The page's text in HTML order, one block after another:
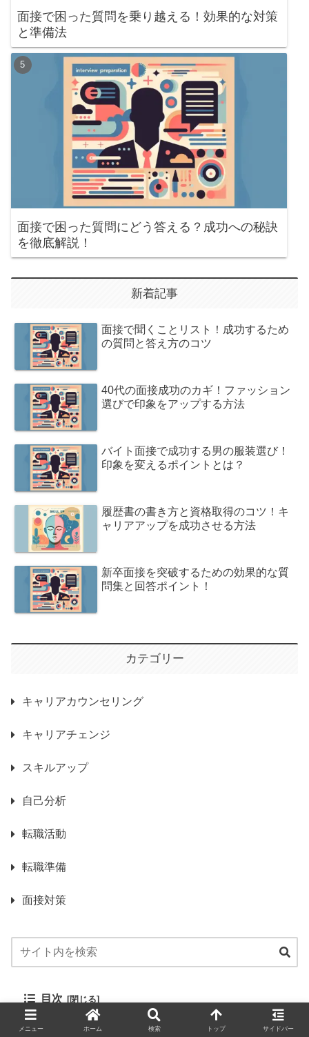
面接で困った質問を乗り越える！効果的な対策
と準備法
面接で困った質問にどう答える？成功への秘訣
を徹底解説！
新着記事
面接で聞くことリスト！成功するため
の質問と答え方のコツ
40代の面接成功のカギ！ファッション
選びで印象をアップする方法
バイト面接で成功する男の服装選び！
印象を変えるポイントとは？
履歴書の書き方と資格取得のコツ！キ
ャリアアップを成功させる方法
新卒面接を突破するための効果的な質
問集と回答ポイント！
カテゴリー
キャリアカウンセリング
キャリアチェンジ
スキルアップ
自己分析
転職活動
転職準備
面接対策
目次
資格や免許の重要性を理解する
メニュー ホーム 検索 トップ サイドバー